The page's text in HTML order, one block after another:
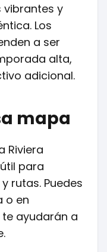
vibrantes y
Los
a ser
alta,
adicional.
mapa
Riviera
para
rutas. Puedes
o en
ayudarán a